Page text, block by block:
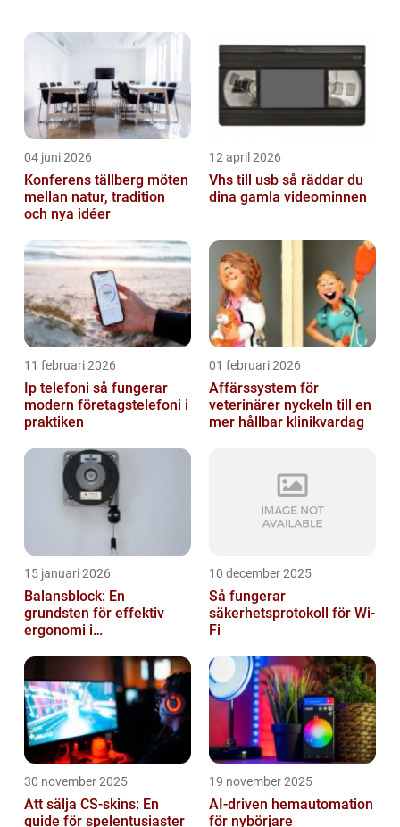
ge en omfattande presentation av vad...
04 juni 2026
Konferens tällberg möten
mellan natur, tradition
och nya idéer
12 april 2026
Vhs till usb så räddar du
dina gamla videominnen
11 februari 2026
Ip telefoni så fungerar
modern företagstelefoni i
praktiken
01 februari 2026
Affärssystem för
veterinärer nyckeln till en
mer hållbar klinikvardag
15 januari 2026
Balansblock: En
grundsten för effektiv
ergonomi i
10 december 2025
Så fungerar
säkerhetsprotokoll för Wi-
Fi
30 november 2025
Att sälja CS-skins: En
guide för spelentusiaster
19 november 2025
AI-driven hemautomation
för nybörjare